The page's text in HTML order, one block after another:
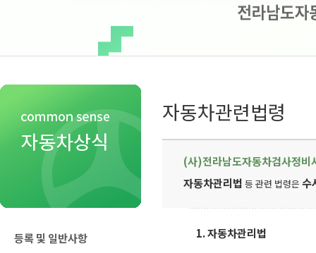
등록 및 일반사항
자동차관련법령
(사)전라남도자동차검사정비
자동차관리법 등 관련 법령은 수
1. 자동차관리법